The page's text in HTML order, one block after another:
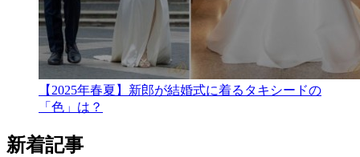
【2025年春夏】新郎が結婚式に着るタキシードの
「色」は？
新着記事